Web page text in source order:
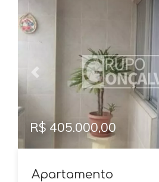
Previous
R$ 405.000,00
Apartamento